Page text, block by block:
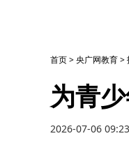
首页>央广网教育>
为青
2026-07-06